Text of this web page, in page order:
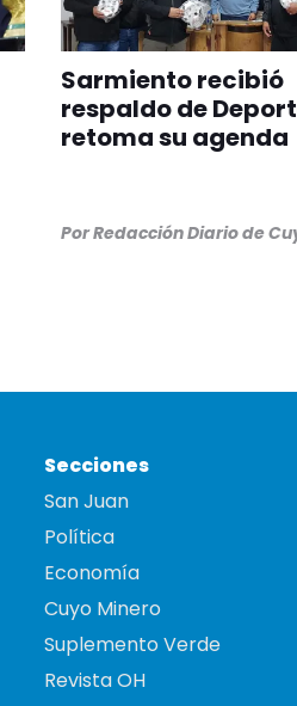
Sarmiento recibió
respaldo de
retoma su agenda
PorRedacción Diario de
Secciones
San Juan
Política
Economía
Cuyo Minero
Suplemento Verde
Revista OH